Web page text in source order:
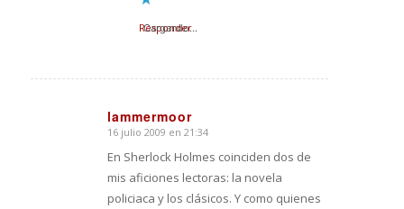
Cargando...
Responder
lammermoor
Dice:
16 julio 2009 en 21:34
En Sherlock Holmes coinciden dos de
mis aficiones lectoras: la novela
policiaca y los clásicos. Y como quienes